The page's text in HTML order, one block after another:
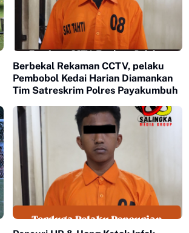
Berbekal Rekaman CCTV, pelaku
Pembobol Kedai Harian Diamankan
Tim Satreskrim Polres Payakumbuh